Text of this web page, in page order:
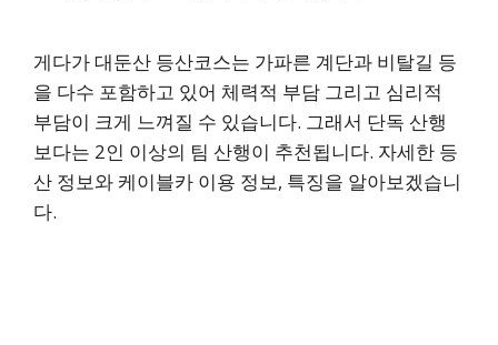
게다가 대둔산 등산코스는 가파른 계단과 비탈길 등
을 다수 포함하고 있어 체력적 부담 그리고 심리적
부담이 크게 느껴질 수 있습니다. 그래서 단독 산행
보다는 2인 이상의 팀 산행이 추천됩니다. 자세한 등
산 정보와 케이블카 이용 정보, 특징을 알아보겠습니
다.